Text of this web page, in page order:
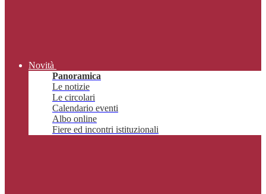
Novità
Panoramica
Le notizie
Le circolari
Calendario eventi
Albo online
Fiere ed incontri istituzionali